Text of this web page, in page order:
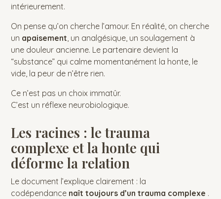
intérieurement.
On pense qu’on cherche l’amour. En réalité, on cherche
un apaisement , un analgésique, un soulagement à
une douleur ancienne. Le partenaire devient la
“substance” qui calme momentanément la honte, le
vide, la peur de n’être rien.
Ce n’est pas un choix immatûr.
C’est un réflexe neurobiologique.
Les racines : le trauma
complexe et la honte qui
déforme la relation
Le document l’explique clairement : la
codépendance naît toujours d’un trauma complexe .